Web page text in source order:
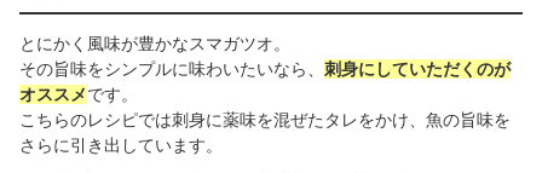
とにかく風味が豊かなスマガツオ。
その旨味をシンプルに味わいたいなら、 刺身にしていただくのが
オススメです。
こちらのレシピでは刺身に薬味を混ぜたタレをかけ、魚の旨味を
さらに引き出しています。